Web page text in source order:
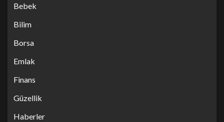
Bebek
Bilim
Borsa
Emlak
Finans
Güzellik
Haberler